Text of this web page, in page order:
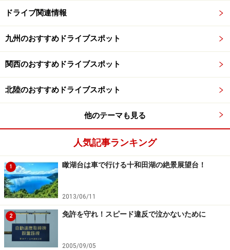
ドライブ関連情報
九州のおすすめドライブスポット
関西のおすすめドライブスポット
北陸のおすすめドライブスポット
他のテーマも見る
人気記事ランキング
1 瞰湖台は車で行ける十和田湖の絶景展望台！
2013/06/11
2 免許を守れ！スピード違反で泣かないために
2005/09/05